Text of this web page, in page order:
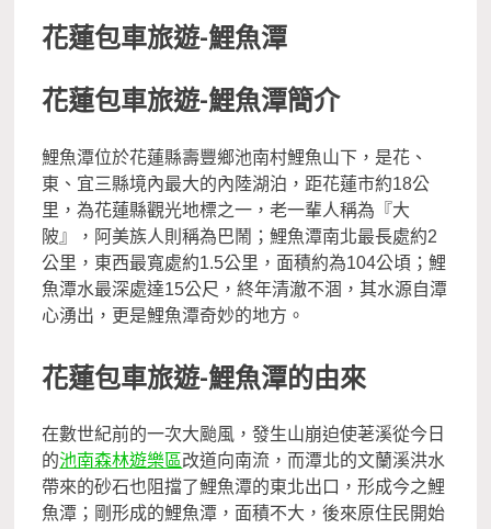
花蓮包車旅遊-鯉魚潭
花蓮包車旅遊-鯉魚潭簡介
鯉魚潭位於花蓮縣壽豐鄉池南村鯉魚山下，是花、
東、宜三縣境內最大的內陸湖泊，距花蓮市約18公
里，為花蓮縣觀光地標之一，老一輩人稱為『大
陂』，阿美族人則稱為巴鬧；鯉魚潭南北最長處約2
公里，東西最寬處約1.5公里，面積約為104公頃；鯉
魚潭水最深處達15公尺，終年清澈不涸，其水源自潭
心湧出，更是鯉魚潭奇妙的地方。
花蓮包車旅遊-鯉魚潭的由來
在數世紀前的一次大颱風，發生山崩迫使荖溪從今日
的池南森林遊樂區改道向南流，而潭北的文蘭溪洪水
帶來的砂石也阻擋了鯉魚潭的東北出口，形成今之鯉
魚潭；剛形成的鯉魚潭，面積不大，後來原住民開始